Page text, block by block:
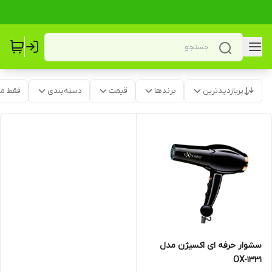
پربازدیدترین برندها قیمت دسته‌بندی فقط
سشوار حرفه ای اکسیژن مدل
OX-1331